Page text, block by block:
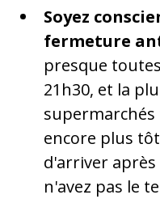
Soyez
fermeture
presque
21h30, et la
encore plus
d'arriver
n'avez pas le